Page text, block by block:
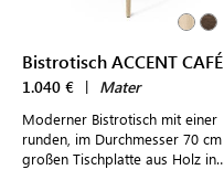
1.040 € | Mater
Moderner Bistrotisch mit einer
runden, im Durchmesser 70 cm
großen Tischplatte aus Holz in